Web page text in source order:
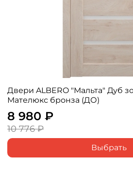
Двери ALBERO "Мальта" Дуб
Мателюкс бронза (ДО)
8 980 ₽
10 776 ₽
Выбрать